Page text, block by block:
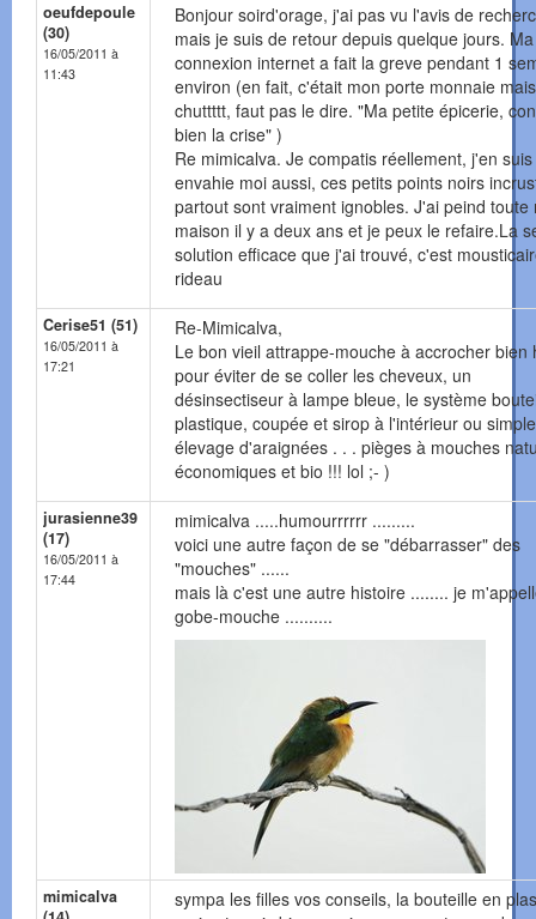
oeufdepoule
(30)
16/05/2011 à
11:43
Bonjour soird'orage, j'ai pas vu l'avis de
mais je suis de retour depuis quelque jours. Ma
connexion internet a fait la greve pendant 1
environ (en fait, c'était mon porte monnaie mais
chuttttt, faut pas le dire. "Ma petite épicerie,
bien la crise" )
Re mimicalva. Je compatis réellement, j'en suis
envahie moi aussi, ces petits points noirs
partout sont vraiment ignobles. J'ai peind toute
maison il y a deux ans et je peux le refaire.La
solution efficace que j'ai trouvé, c'est
rideau
Cerise51 (51)
16/05/2011 à
17:21
Re-Mimicalva,
Le bon vieil attrappe-mouche à accrocher bien
pour éviter de se coller les cheveux, un
désinsectiseur à lampe bleue, le système
plastique, coupée et sirop à l'intérieur ou
élevage d'araignées . . . pièges à mouches
économiques et bio !!! lol ;- )
jurasienne39
(17)
16/05/2011 à
17:44
mimicalva .....humourrrrrr .........
voici une autre façon de se "débarrasser" des
"mouches" ......
mais là c'est une autre histoire ........ je
gobe-mouche ..........
mimicalva
sympa les filles vos conseils, la bouteille en